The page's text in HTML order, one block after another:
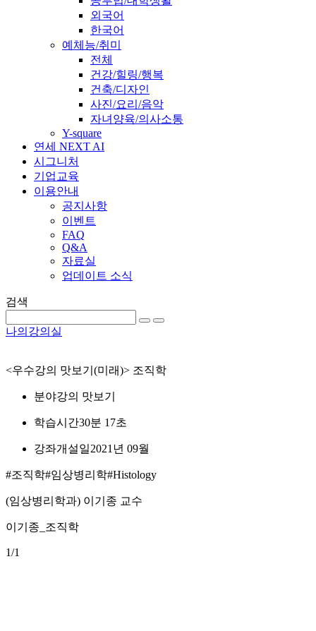
외국어
한국어
예체능/취미
전체
건강/힐링/행복
건축/디자인
사진/요리/음악
자녀양육/의사소통
Y-square
연세 NEXT AI
시그니처
기업교육
이용안내
공지사항
이벤트
FAQ
Q&A
자료실
업데이트 소식
검색
나의강의실
<우수강의 맛보기(미래)> 조직학
분야강의 맛보기
학습시간30분 17초
강좌개설일2021년 09월
#조직학#임상병리학#Histology
(임상병리학과) 이기종 교수
이기종_조직학
1/1